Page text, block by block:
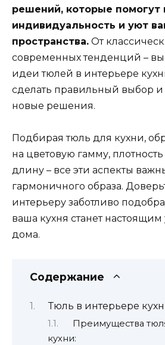
решений, которые помогут
индивидуальность и уют
пространства. От
современных тенденций –
идеи тюлей в интерьере
сделать правильный выбор и
новые решения.
Подбирая тюль для кухни,
на цветовую гамму,
длину – все эти аспекты
гармоничного образа.
интерьеру заботливо
ваша кухня станет
дома.
Содержание
Тюль в интерьере
Преимущества
кухни: